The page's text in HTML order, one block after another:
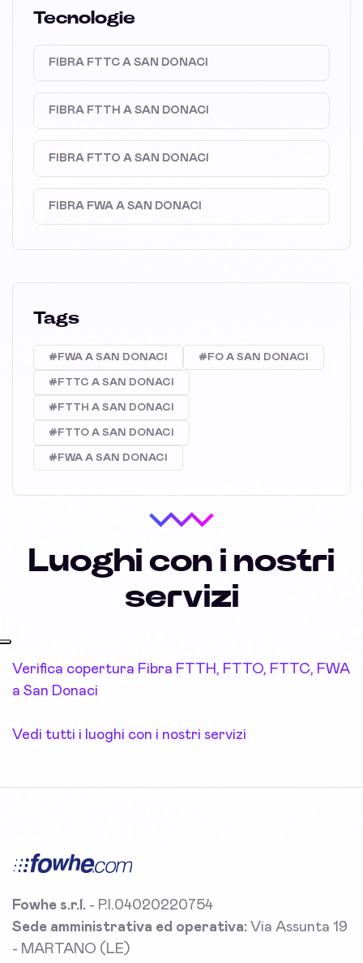
Tecnologie
FIBRA FTTC A SAN DONACI
FIBRA FTTH A SAN DONACI
FIBRA FTTO A SAN DONACI
FIBRA FWA A SAN DONACI
Tags
#FWA A SAN DONACI #FO A SAN DONACI
#FTTC A SAN DONACI
#FTTH A SAN DONACI
#FTTO A SAN DONACI
#FWA A SAN DONACI
Luoghi con i nostri
servizi
Verifica copertura Fibra FTTH, FTTO, FTTC, FWA
a San Donaci
Vedi tutti i luoghi con i nostri servizi
Fowhe s.r.l. - P.I.04020220754
Sede amministrativa ed operativa: Via Assunta 19
- MARTANO (LE)